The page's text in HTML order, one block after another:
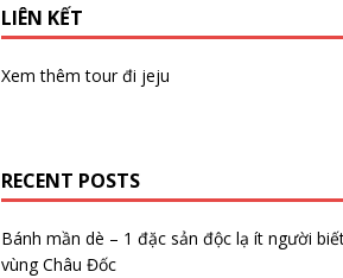
LIÊN KẾT
Xem thêmtour đi jeju
RECENT POSTS
Bánh mần dè – 1 đặc sản độc lạ ít người
vùng Châu Đốc